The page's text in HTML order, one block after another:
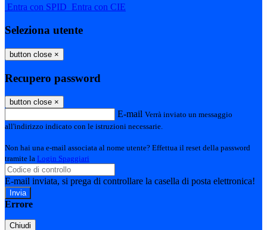
Entra con SPID Entra con CIE
Seleziona utente
button close ×
Recupero password
button close ×
E-mail Verrà inviato un messaggio
all'indirizzo indicato con le istruzioni necessarie.
Non hai una e-mail associata al nome utente? Effettua il reset della password
tramite la Login Spaggiari
E-mail inviata, si prega di controllare la casella di posta elettronica!
Errore
Chiudi